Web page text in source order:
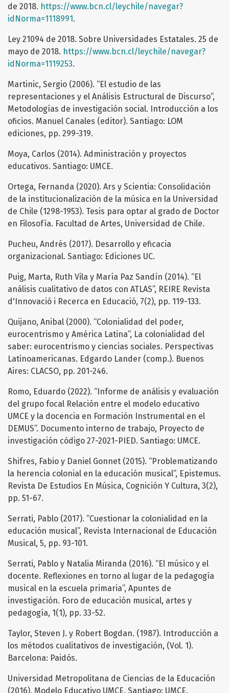
de 2018. https://www.bcn.cl/leychile/navegar?
idNorma=1118991.
Ley 21094 de 2018. Sobre Universidades Estatales. 25 de
mayo de 2018. https://www.bcn.cl/leychile/navegar?
idNorma=1119253.
Martinic, Sergio (2006). “El estudio de las
representaciones y el Análisis Estructural de Discurso”,
Metodologías de investigación social. Introducción a los
oficios. Manuel Canales (editor). Santiago: LOM
ediciones, pp. 299-319.
Moya, Carlos (2014). Administración y proyectos
educativos. Santiago: UMCE.
Ortega, Fernanda (2020). Ars y Scientia: Consolidación
de la institucionalización de la música en la Universidad
de Chile (1298-1953). Tesis para optar al grado de Doctor
en Filosofía. Facultad de Artes, Universidad de Chile.
Pucheu, Andrés (2017). Desarrollo y eficacia
organizacional. Santiago: Ediciones UC.
Puig, Marta, Ruth Vila y María Paz Sandín (2014). “El
análisis cualitativo de datos con ATLAS”, REIRE Revista
d'Innovació i Recerca en Educació, 7(2), pp. 119-133.
Quijano, Anibal (2000). “Colonialidad del poder,
eurocentrismo y América Latina”, La colonialidad del
saber: eurocentrismo y ciencias sociales. Perspectivas
Latinoamericanas. Edgardo Lander (comp.). Buenos
Aires: CLACSO, pp. 201-246.
Romo, Eduardo (2022). “Informe de análisis y evaluación
del grupo focal Relación entre el modelo educativo
UMCE y la docencia en Formación Instrumental en el
DEMUS”. Documento interno de trabajo, Proyecto de
investigación código 27-2021-PIED. Santiago: UMCE.
Shifres, Fabio y Daniel Gonnet (2015). “Problematizando
la herencia colonial en la educación musical”, Epistemus.
Revista De Estudios En Música, Cognición Y Cultura, 3(2),
pp. 51-67.
Serrati, Pablo (2017). “Cuestionar la colonialidad en la
educación musical”, Revista Internacional de Educación
Musical, 5, pp. 93-101.
Serrati, Pablo y Natalia Miranda (2016). “El músico y el
docente. Reflexiones en torno al lugar de la pedagogía
musical en la escuela primaria”, Apuntes de
investigación. Foro de educación musical, artes y
pedagogía, 1(1), pp. 33-52.
Taylor, Steven J. y Robert Bogdan. (1987). Introducción a
los métodos cualitativos de investigación, (Vol. 1).
Barcelona: Paidós.
Universidad Metropolitana de Ciencias de la Educación
(2016). Modelo Educativo UMCE. Santiago: UMCE.